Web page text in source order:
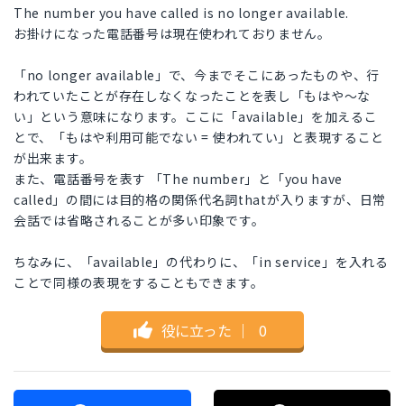
The number you have called is no longer available.
お掛けになった電話番号は現在使われておりません。
「no longer available」で、今までそこにあったものや、行
われていたことが存在しなくなったことを表し「もはや～な
い」という意味になります。ここに「available」を加えるこ
とで、「もはや利用可能でない = 使われてい」と表現すること
が出来ます。
また、電話番号を表す 「The number」と「you have
called」の間には目的格の関係代名詞thatが入りますが、日常
会話では省略されることが多い印象です。
ちなみに、「available」の代わりに、「in service」を入れる
ことで同様の表現をすることもできます。
役に立った ｜ 0